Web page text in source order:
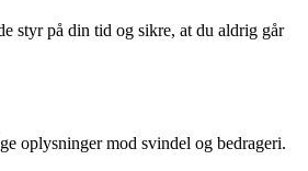
styr på din tid og sikre, at du aldrig går
oplysninger mod svindel og bedrageri.